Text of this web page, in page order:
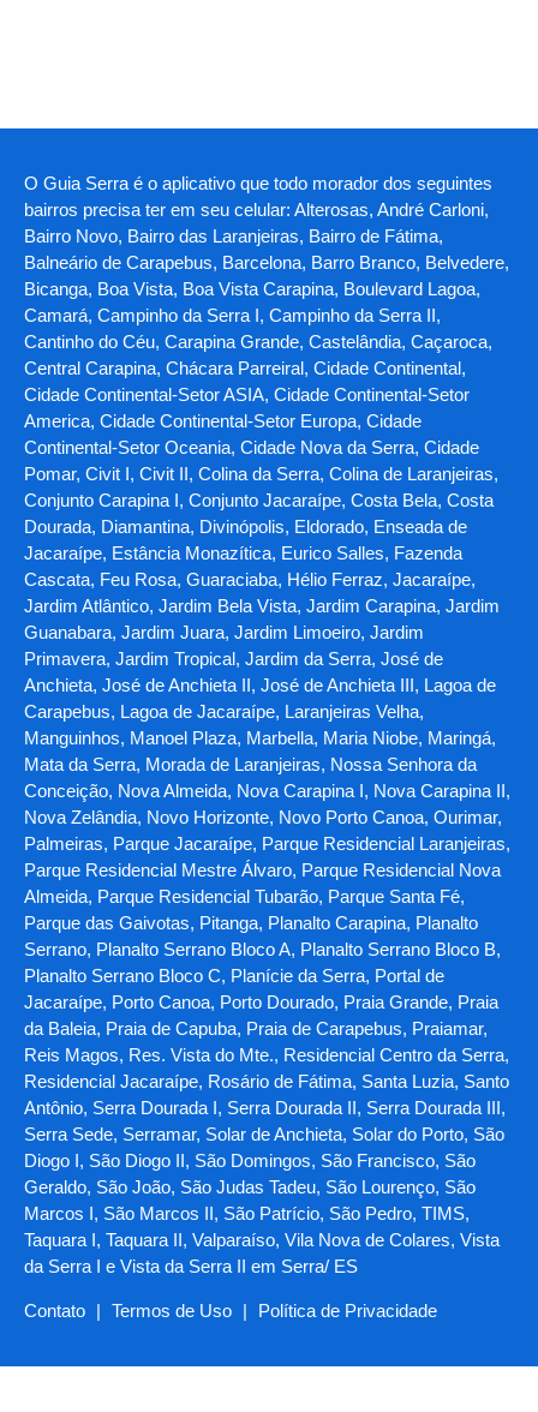
O Guia Serra é o aplicativo que todo morador dos seguintes
bairros precisa ter em seu celular: Alterosas, André Carloni,
Bairro Novo, Bairro das Laranjeiras, Bairro de Fátima,
Balneário de Carapebus, Barcelona, Barro Branco, Belvedere,
Bicanga, Boa Vista, Boa Vista Carapina, Boulevard Lagoa,
Camará, Campinho da Serra I, Campinho da Serra II,
Cantinho do Céu, Carapina Grande, Castelândia, Caçaroca,
Central Carapina, Chácara Parreiral, Cidade Continental,
Cidade Continental-Setor ASIA, Cidade Continental-Setor
America, Cidade Continental-Setor Europa, Cidade
Continental-Setor Oceania, Cidade Nova da Serra, Cidade
Pomar, Civit I, Civit II, Colina da Serra, Colina de Laranjeiras,
Conjunto Carapina I, Conjunto Jacaraípe, Costa Bela, Costa
Dourada, Diamantina, Divinópolis, Eldorado, Enseada de
Jacaraípe, Estância Monazítica, Eurico Salles, Fazenda
Cascata, Feu Rosa, Guaraciaba, Hélio Ferraz, Jacaraípe,
Jardim Atlântico, Jardim Bela Vista, Jardim Carapina, Jardim
Guanabara, Jardim Juara, Jardim Limoeiro, Jardim
Primavera, Jardim Tropical, Jardim da Serra, José de
Anchieta, José de Anchieta II, José de Anchieta III, Lagoa de
Carapebus, Lagoa de Jacaraípe, Laranjeiras Velha,
Manguinhos, Manoel Plaza, Marbella, Maria Niobe, Maringá,
Mata da Serra, Morada de Laranjeiras, Nossa Senhora da
Conceição, Nova Almeida, Nova Carapina I, Nova Carapina II,
Nova Zelândia, Novo Horizonte, Novo Porto Canoa, Ourimar,
Palmeiras, Parque Jacaraípe, Parque Residencial Laranjeiras,
Parque Residencial Mestre Álvaro, Parque Residencial Nova
Almeida, Parque Residencial Tubarão, Parque Santa Fé,
Parque das Gaivotas, Pitanga, Planalto Carapina, Planalto
Serrano, Planalto Serrano Bloco A, Planalto Serrano Bloco B,
Planalto Serrano Bloco C, Planície da Serra, Portal de
Jacaraípe, Porto Canoa, Porto Dourado, Praia Grande, Praia
da Baleia, Praia de Capuba, Praia de Carapebus, Praiamar,
Reis Magos, Res. Vista do Mte., Residencial Centro da Serra,
Residencial Jacaraípe, Rosário de Fátima, Santa Luzia, Santo
Antônio, Serra Dourada I, Serra Dourada II, Serra Dourada III,
Serra Sede, Serramar, Solar de Anchieta, Solar do Porto, São
Diogo I, São Diogo II, São Domingos, São Francisco, São
Geraldo, São João, São Judas Tadeu, São Lourenço, São
Marcos I, São Marcos II, São Patrício, São Pedro, TIMS,
Taquara I, Taquara II, Valparaíso, Vila Nova de Colares, Vista
da Serra I e Vista da Serra II em Serra/ ES
Contato | Termos de Uso | Política de Privacidade